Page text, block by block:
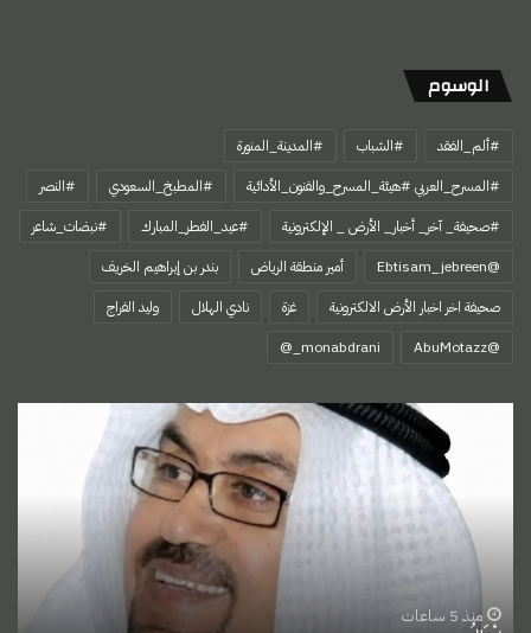
الوسوم
#ألم_الفقد #الشباب
#المدينة_المنورة
#المسرح_العربي #هيئة_المسرح_والفنون_الأدائية
#المطبخ_السعودي
#النصر
#صحيفة_ آخر_ أخبار_ الأرض _ الإلكترونية
#عيد_الفطر_المبارك
#نبضات_شاعر
@Ebtisam_jebreen
أمير منطقة الرياض
بندر بن إبراهيم الخريف
صحيفة اخر اخبار الأرض الالكترونية
غزة نادي الهلال
وليد الفراج
‏@AbuMotazz
منذ 5 ساعات